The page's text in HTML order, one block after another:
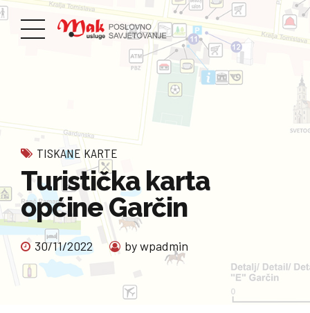
TISKANE KARTE
Turistička karta
općine Garčin
30/11/2022 by wpadmin